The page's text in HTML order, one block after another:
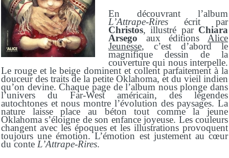
En découvrant l’album
L’Attrape-Rires écrit par
Christos, illustré par Chiara
Arsego aux éditions Alice
Jeunesse, c’est d’abord le
magnifique dessin de la
couverture qui nous interpelle.
Le rouge et le beige dominent et collent parfaitement à la
douceur des traits de la petite Oklahoma, et du vieil indien
qu’on devine. Chaque page de l’album nous plonge dans
l’univers du Far-West américain, des légendes
autochtones et nous montre l’évolution des paysages. La
nature laisse place au béton tout comme la jeune
Oklahoma s’éloigne de son enfance joyeuse. Les couleurs
changent avec les époques et les illustrations provoquent
toujours une émotion. L’émotion est justement au cœur
du conte L’Attrape-Rires.